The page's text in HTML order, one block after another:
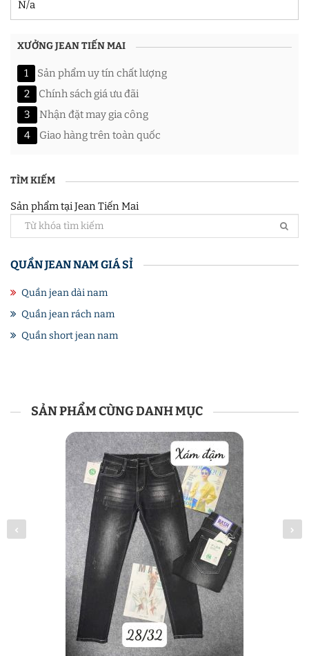
N/a
XƯỞNG JEAN TIẾN MAI
1
Sản phẩm uy tín chất lượng
2
Chính sách giá ưu đãi
3
Nhận đặt may gia công
4
Giao hàng trên toàn quốc
TÌM KIẾM
Sản phẩm tại Jean Tiến Mai
QUẦN JEAN NAM GIÁ SỈ
Quần jean dài nam
Quần jean rách nam
Quần short jean nam
SẢN PHẨM CÙNG DANH MỤC